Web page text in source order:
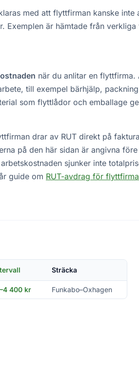
med att flyttfirman kanske inte
Exemplen är hämtade från
när du anlitar en flyttfirma.
till exempel bärhjälp,
som flyttlådor och emballage
drar av RUT direkt på
på den här sidan är angivna före
sjunker inte
guide om RUT-avdrag för
Sträcka
400 kr Funkabo–Oxhagen